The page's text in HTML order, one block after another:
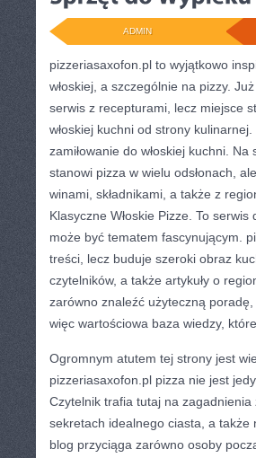
ADMIN
pizzeriasaxofon.pl to wyjątkowo
włoskiej, a szczególnie na pizzy.
serwis z recepturami, lecz miejsce
włoskiej kuchni od strony
zamiłowanie do włoskiej kuchni.
stanowi pizza w wielu odsłonach,
winami, składnikami, a także z
Klasyczne Włoskie Pizze. To
może być tematem fascynującym.
treści, lecz buduje szeroki obraz
czytelników, a także artykuły o
zarówno znaleźć użyteczną
więc wartościowa baza wiedzy,
Ogromnym atutem tej strony jest
pizzeriasaxofon.pl pizza nie jest
Czytelnik trafia tutaj na
sekretach idealnego ciasta, a także
blog przyciąga zarówno osoby